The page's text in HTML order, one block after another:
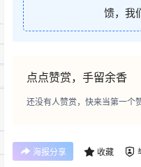
馈，我
点点赞赏，手留余香
还没有人赞赏，快来当第一个
海报分享 收藏